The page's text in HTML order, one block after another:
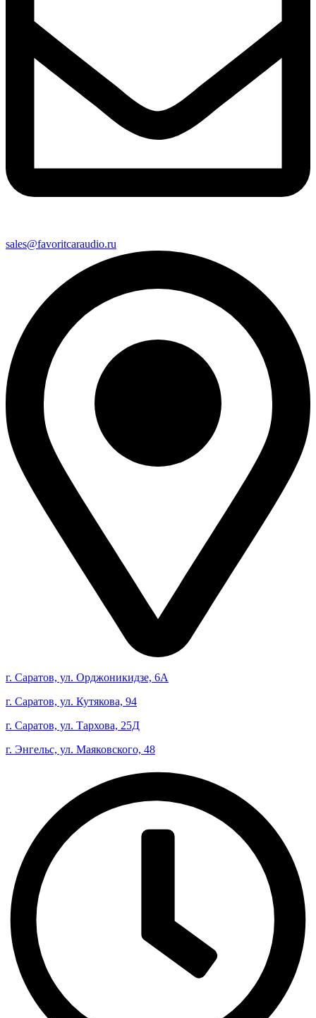
sales@favoritcaraudio.ru
г. Саратов, ул. Орджоникидзе, 6А
г. Саратов, ул. Кутякова, 94
г. Саратов, ул. Тархова, 25Д
г. Энгельс, ул. Маяковского, 48